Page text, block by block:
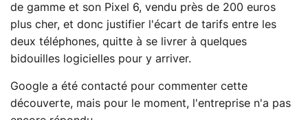
de gamme et son Pixel 6, vendu près de 200 euros
plus cher, et donc justifier l'écart de tarifs entre les
deux téléphones, quitte à se livrer à quelques
bidouilles logicielles pour y arriver.
Google a été contacté pour commenter cette
découverte, mais pour le moment, l'entreprise n'a pas